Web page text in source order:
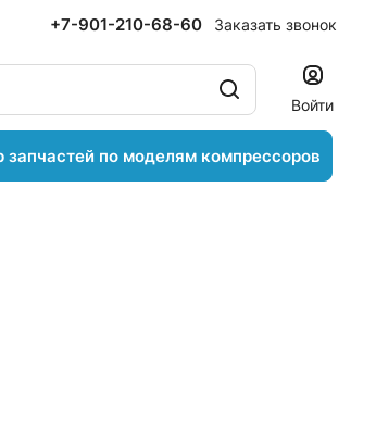
+7-901-210-68-60 Заказать звонок
Войти
запчастей по моделям компрессоров